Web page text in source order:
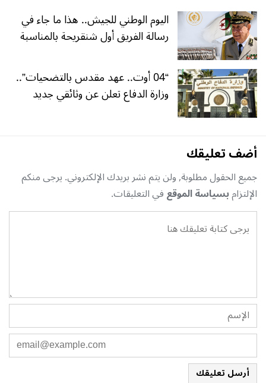
اليوم الوطني للجيش.. هذا ما جاء في
رسالة الفريق أول شنقريحة بالمناسبة
“04 أوت.. عهد مقدس بالتضحيات”..
وزارة الدفاع تعلن عن وثائقي جديد
أضف تعليقك
جميع الحقول مطلوبة, ولن يتم نشر بريدك الإلكتروني. يرجى منكم
الإلتزامبسياسة الموقعفي التعليقات.
أرسل تعليقك